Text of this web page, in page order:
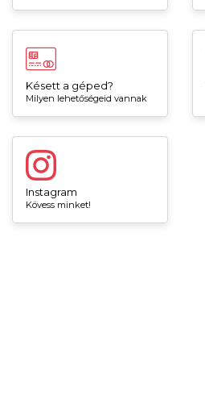
Késett a géped?
Milyen lehetőségeid vannak
Instagram
Kövess minket!